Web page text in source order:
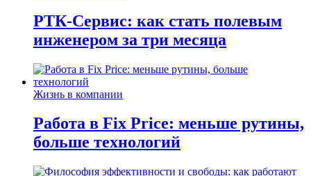
РТК-Сервис: как стать полевым
инженером за три месяца
Жизнь в компании
Работа в Fix Price: меньше рутины,
больше технологий